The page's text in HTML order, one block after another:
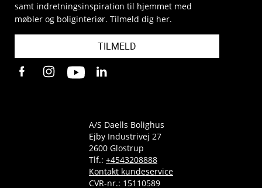
samt indretningsinspiration til hjemmet med
møbler og boliginteriør. Tilmeld dig her.
TILMELD
A/S Daells Bolighus
Ejby Industrivej 27
2600 Glostrup
Tlf.: +4543208888
Kontakt kundeservice
CVR-nr.: 15110589